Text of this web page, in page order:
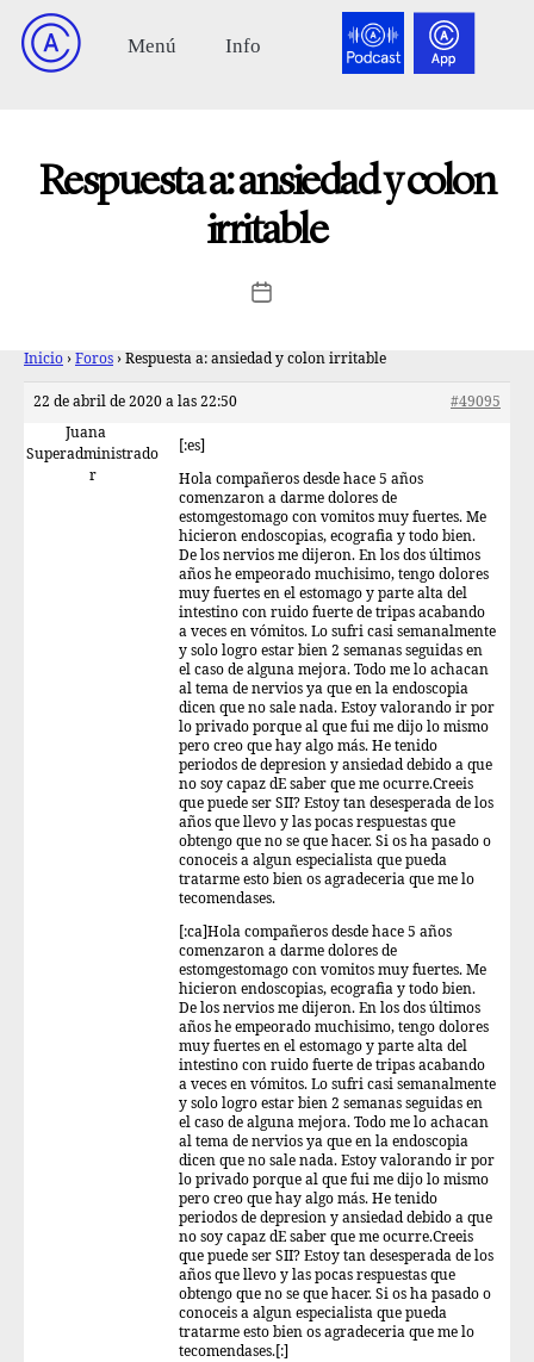
Respuesta a: ansiedad y colon
irritable
Inicio › Foros › Respuesta a: ansiedad y colon irritable
22 de abril de 2020 a las 22:50
#49095
Juana
Superadministrado
r
[:es]
Hola compañeros desde hace 5 años
comenzaron a darme dolores de
estomgestomago con vomitos muy fuertes. Me
hicieron endoscopias, ecografia y todo bien.
De los nervios me dijeron. En los dos últimos
años he empeorado muchisimo, tengo dolores
muy fuertes en el estomago y parte alta del
intestino con ruido fuerte de tripas acabando
a veces en vómitos. Lo sufri casi semanalmente
y solo logro estar bien 2 semanas seguidas en
el caso de alguna mejora. Todo me lo achacan
al tema de nervios ya que en la endoscopia
dicen que no sale nada. Estoy valorando ir por
lo privado porque al que fui me dijo lo mismo
pero creo que hay algo más. He tenido
periodos de depresion y ansiedad debido a que
no soy capaz dE saber que me ocurre.Creeis
que puede ser SII? Estoy tan desesperada de los
años que llevo y las pocas respuestas que
obtengo que no se que hacer. Si os ha pasado o
conoceis a algun especialista que pueda
tratarme esto bien os agradeceria que me lo
tecomendases.
[:ca]Hola compañeros desde hace 5 años
comenzaron a darme dolores de
estomgestomago con vomitos muy fuertes. Me
hicieron endoscopias, ecografia y todo bien.
De los nervios me dijeron. En los dos últimos
años he empeorado muchisimo, tengo dolores
muy fuertes en el estomago y parte alta del
intestino con ruido fuerte de tripas acabando
a veces en vómitos. Lo sufri casi semanalmente
y solo logro estar bien 2 semanas seguidas en
el caso de alguna mejora. Todo me lo achacan
al tema de nervios ya que en la endoscopia
dicen que no sale nada. Estoy valorando ir por
lo privado porque al que fui me dijo lo mismo
pero creo que hay algo más. He tenido
periodos de depresion y ansiedad debido a que
no soy capaz dE saber que me ocurre.Creeis
que puede ser SII? Estoy tan desesperada de los
años que llevo y las pocas respuestas que
obtengo que no se que hacer. Si os ha pasado o
conoceis a algun especialista que pueda
tratarme esto bien os agradeceria que me lo
tecomendases.[:]